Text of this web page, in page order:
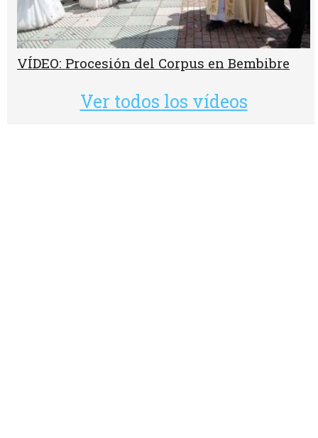
VÍDEO: Procesión del Corpus en Bembibre
Ver todos los vídeos